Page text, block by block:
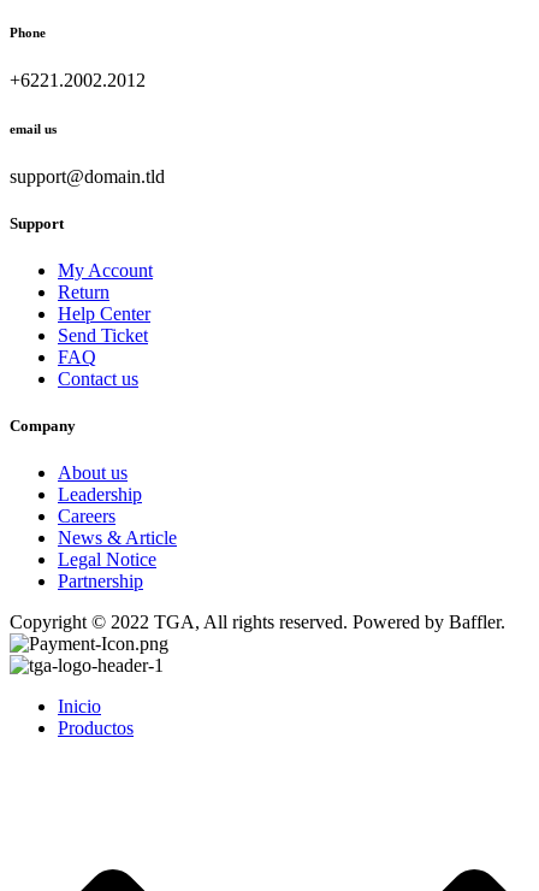
Phone
+6221.2002.2012
email us
support@domain.tld
Support
My Account
Return
Help Center
Send Ticket
FAQ
Contact us
Company
About us
Leadership
Careers
News & Article
Legal Notice
Partnership
Copyright © 2022 TGA, All rights reserved. Powered by Baffler.
Inicio
Productos